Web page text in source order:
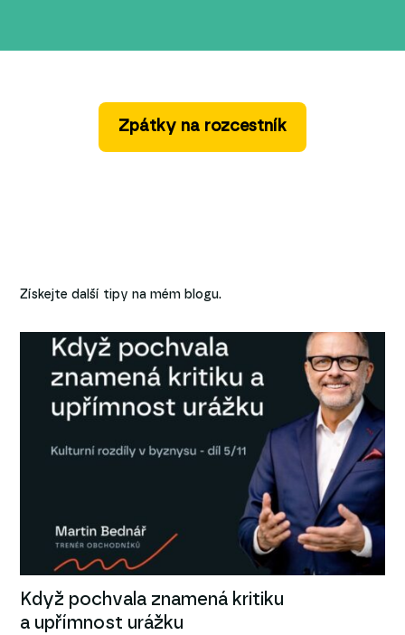
Zpátky na rozcestník
Získejte další tipy na mém blogu.
Když pochvala znamená kritiku
a upřímnost urážku